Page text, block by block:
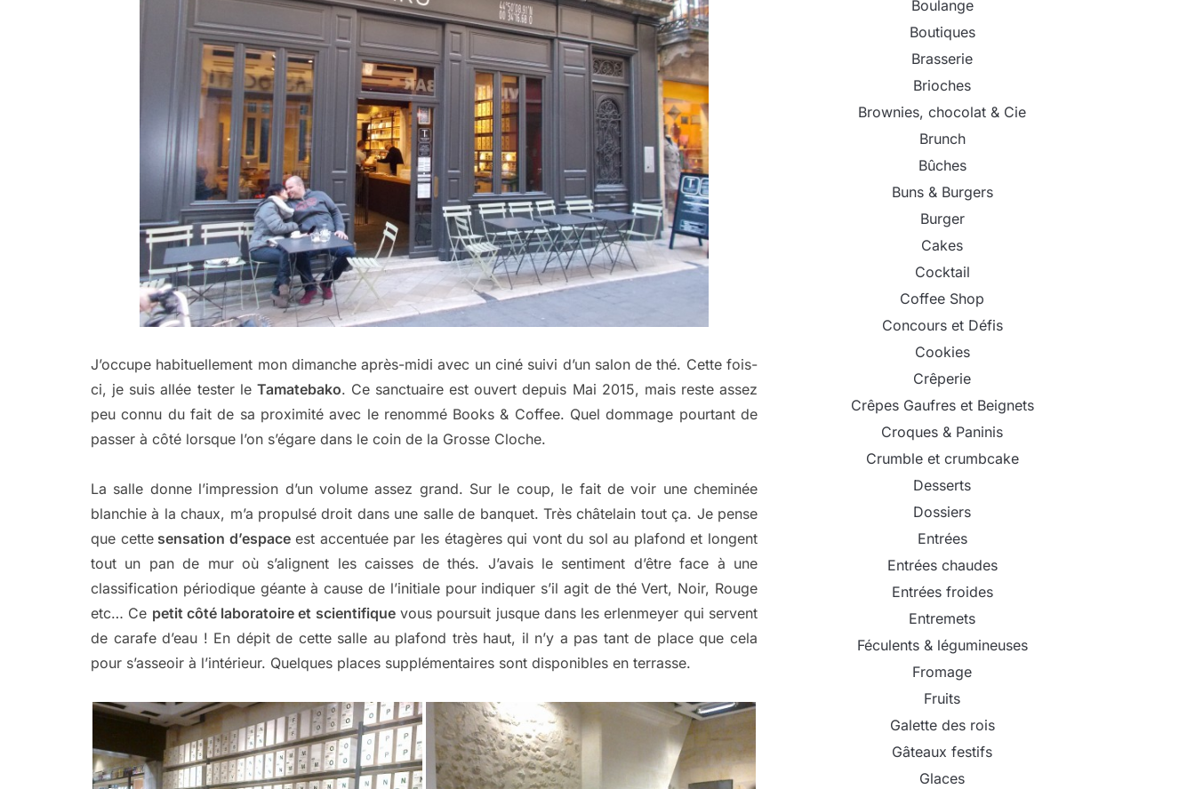
J’occupe habituellement mon dimanche après-midi avec un ciné suivi d’un salon de thé. Cette fois-
ci, je suis allée tester le Tamatebako. Ce sanctuaire est ouvert depuis Mai 2015, mais reste assez
peu connu du fait de sa proximité avec le renommé Books & Coffee. Quel dommage pourtant de
passer à côté lorsque l’on s’égare dans le coin de la Grosse Cloche.
La salle donne l’impression d’un volume assez grand. Sur le coup, le fait de voir une cheminée
blanchie à la chaux, m’a propulsé droit dans une salle de banquet. Très châtelain tout ça. Je pense
que cettesensation d’espaceest accentuée par les étagères qui vont du sol au plafond et longent
tout un pan de mur où s’alignent les caisses de thés. J’avais le sentiment d’être face à une
classification périodique géante à cause de l’initiale pour indiquer s’il agit de thé Vert, Noir, Rouge
etc… Ce petit côté laboratoire et scientifiquevous poursuit jusque dans les erlenmeyer qui servent
de carafe d’eau ! En dépit de cette salle au plafond très haut, il n’y a pas tant de place que cela
pour s’asseoir à l’intérieur. Quelques places supplémentaires sont disponibles en terrasse.
Boulange
Boutiques
Brasserie
Brioches
Brownies, chocolat & Cie
Brunch
Bûches
Buns & Burgers
Burger
Cakes
Cocktail
Coffee Shop
Concours et Défis
Cookies
Crêperie
Crêpes Gaufres et Beignets
Croques & Paninis
Crumble et crumbcake
Desserts
Dossiers
Entrées
Entrées chaudes
Entrées froides
Entremets
Féculents & légumineuses
Fromage
Fruits
Galette des rois
Gâteaux festifs
Glaces